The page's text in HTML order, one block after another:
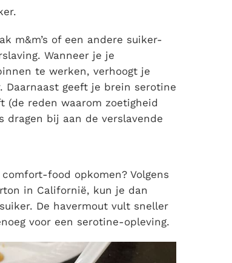
m&m’s of een andere suiker-
Wanneer je je
te werken, verhoogt je
Daarnaast geeft je brein serotine
(de reden waarom zoetigheid
dragen bij aan de verslavende
food opkomen? Volgens
in Californië, kun je dan
De havermout vult sneller
voor een serotine-opleving.